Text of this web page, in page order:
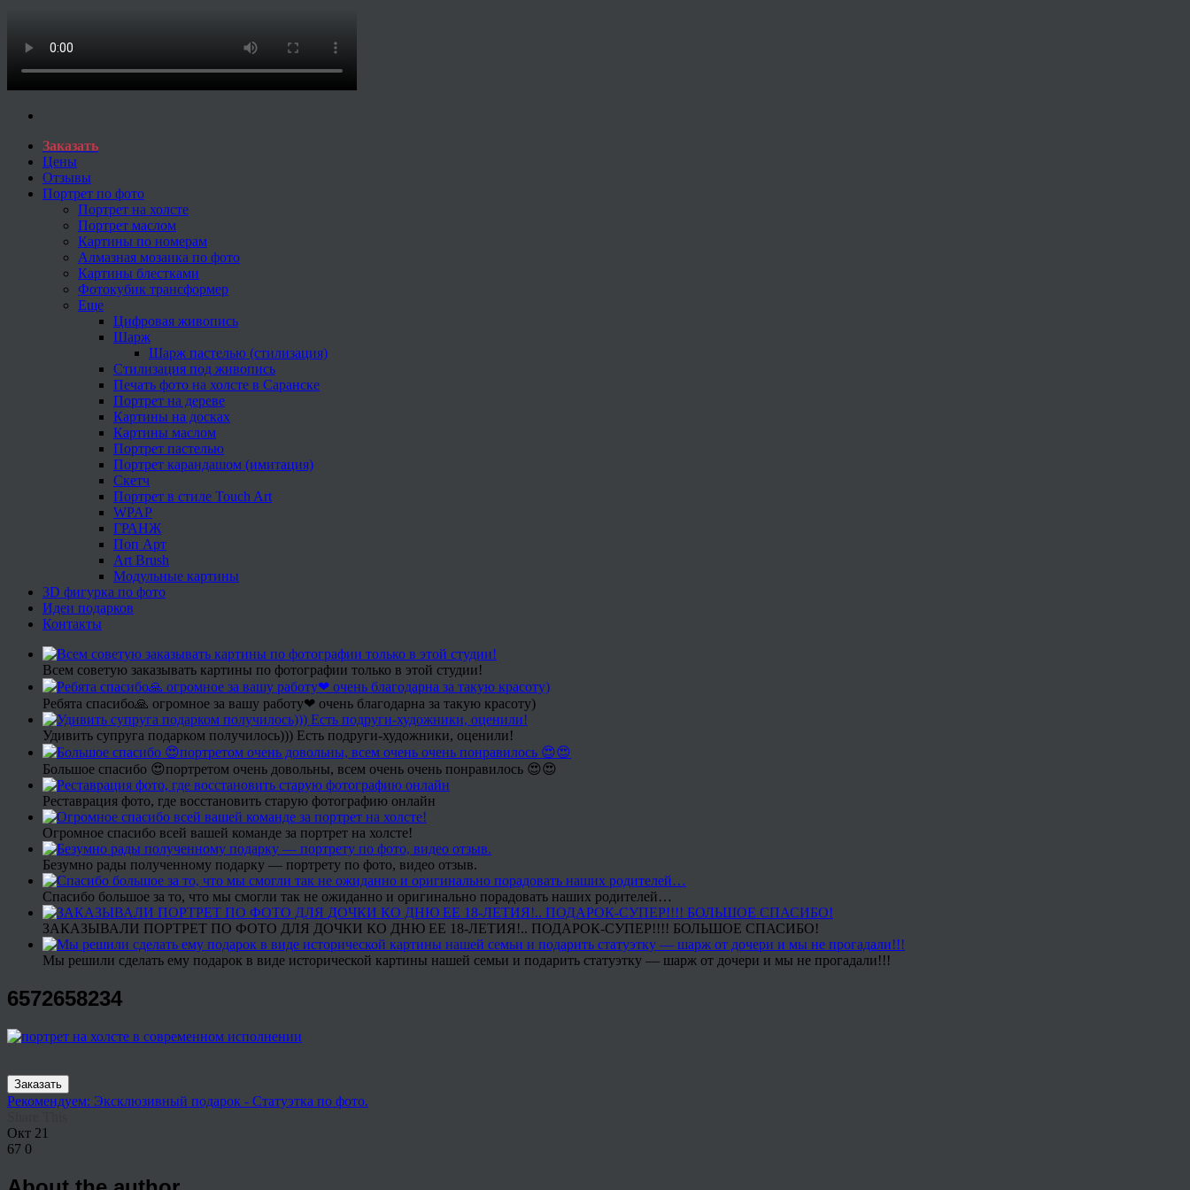
Заказать
Цены
Отзывы
Портрет по фото
Портрет на холсте
Портрет маслом
Картины по номерам
Алмазная мозаика по фото
Картины блестками
Фотокубик трансформер
Еще
Цифровая живопись
Шарж
Шарж пастелью (стилизация)
Стилизация под живопись
Печать фото на холсте в Саранске
Портрет на дереве
Картины на досках
Картины маслом
Портрет пастелью
Портрет карандашом (имитация)
Скетч
Портрет в стиле Touch Art
WPAP
ГРАНЖ
Поп Арт
Art Brush
Модульные картины
3D фигурка по фото
Идеи подарков
Контакты
Всем советую заказывать картины по фотографии только в этой студии!
Ребята спасибо🙏 огромное за вашу работу❤ очень благодарна за такую красоту)
Удивить супруга подарком получилось))) Есть подруги-художники, оценили!
Большое спасибо 😍портретом очень довольны, всем очень очень понравилось 😍😍
Реставрация фото, где восстановить старую фотографию онлайн
Огромное спасибо всей вашей команде за портрет на холсте!
Безумно рады полученному подарку — портрету по фото, видео отзыв.
Спасибо большое за то, что мы смогли так не ожиданно и оригинально порадовать наших родителей…
ЗАКАЗЫВАЛИ ПОРТРЕТ ПО ФОТО ДЛЯ ДОЧКИ КО ДНЮ ЕЕ 18-ЛЕТИЯ!.. ПОДАРОК-СУПЕР!!!! БОЛЬШОЕ СПАСИБО!
Мы решили сделать ему подарок в виде исторической картины нашей семьи и подарить статуэтку — шарж от дочери и мы не прогадали!!!
6572658234
Заказать
Рекомендуем: Эксклюзивный подарок - Статуэтка по фото.
Окт 21
67 0